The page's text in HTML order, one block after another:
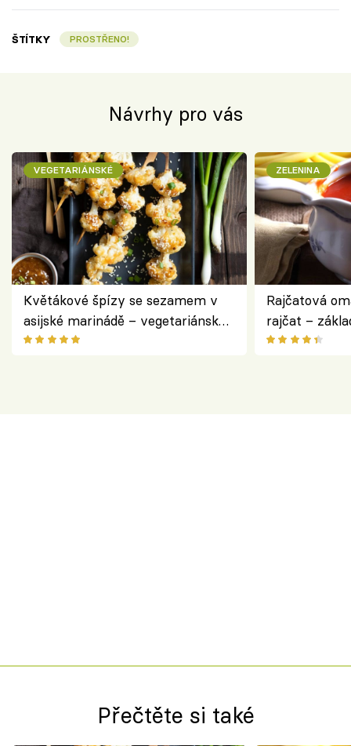
ŠTÍTKY PROSTŘENO!
Návrhy pro vás
VEGETARIÁNSKÉ
Květákové špízy se sezamem v
asijské marinádě – vegetariánská
chuťovka z grilu
ZELENINA
Rajčatová
rajčat –
Přečtěte si také